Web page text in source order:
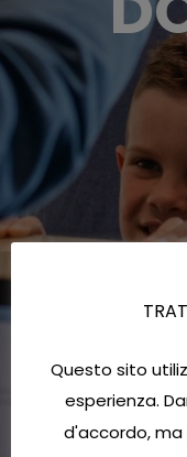
Questo sito
esperienza.
d'accordo, ma